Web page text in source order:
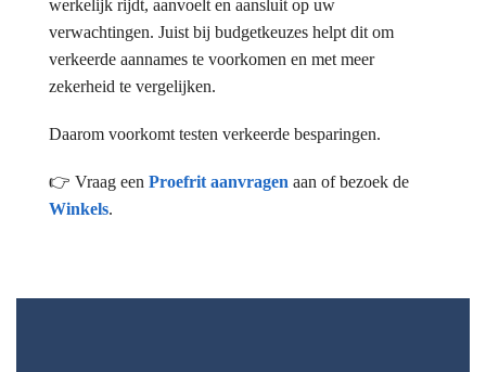
werkelijk rijdt, aanvoelt en aansluit op uw
verwachtingen. Juist bij budgetkeuzes helpt dit om
verkeerde aannames te voorkomen en met meer
zekerheid te vergelijken.
Daarom voorkomt testen verkeerde besparingen.
👉 Vraag een Proefrit aanvragen aan of bezoek de
Winkels.